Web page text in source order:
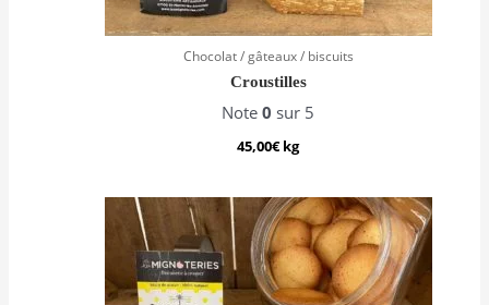
Chocolat / gâteaux / biscuits
Croustilles
Note0 sur 5
45,00€kg